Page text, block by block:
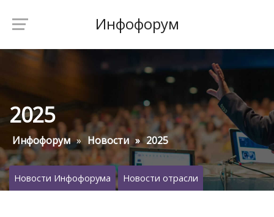
Инфофорум
2025
Инфофорум Новости 2025
Новости Инфофорума Новости отрасли